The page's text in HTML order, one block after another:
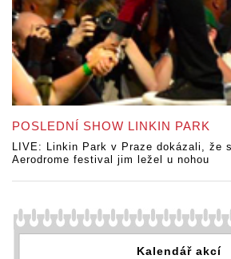
POSLEDNÍ SHOW LINKIN PARK
LIVE: Linkin Park v Praze dokázali, že
Aerodrome festival jim ležel u nohou
Kalendář akcí